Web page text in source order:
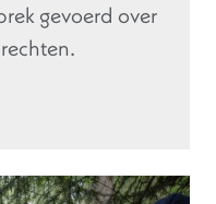
gevoerd over